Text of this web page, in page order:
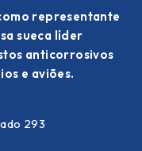
representante
sueca líder
anticorrosivos
e aviões.
293